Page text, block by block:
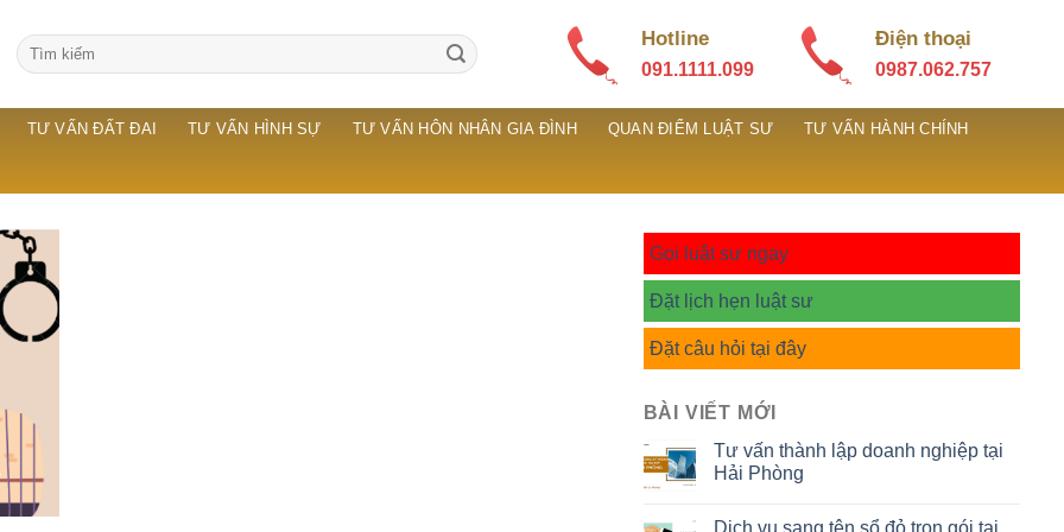
Hotline
091.1111.099
Điện thoại
0987.062.757
TƯ VẤN ĐẤT ĐAI TƯ VẤN HÌNH SỰ TƯ VẤN HÔN NHÂN GIA ĐÌNH QUAN ĐIỂM LUẬT SƯ TƯ VẤN HÀNH CHÍNH
Gọi luật sư ngay
Đặt lịch hẹn luật sư
Đặt câu hỏi tại đây
BÀI VIẾT MỚI
Tư vấn thành lập doanh nghiệp tại
Hải Phòng
Dịch vụ sang tên sổ đỏ trọn gói tại